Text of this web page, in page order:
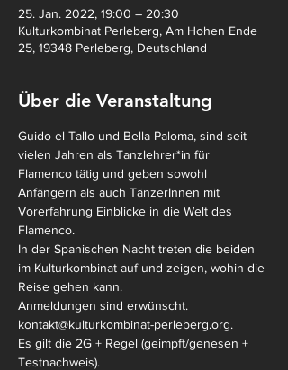
25. Jan. 2022, 19:00 – 20:30
Kulturkombinat Perleberg, Am Hohen Ende
25, 19348 Perleberg, Deutschland
Über die Veranstaltung
Guido el Tallo und Bella Paloma, sind seit
vielen Jahren als Tanzlehrer*in für
Flamenco tätig und geben sowohl
Anfängern als auch TänzerInnen mit
Vorerfahrung Einblicke in die Welt des
Flamenco.
In der Spanischen Nacht treten die beiden
im Kulturkombinat auf und zeigen, wohin die
Reise gehen kann.
Anmeldungen sind erwünscht.
kontakt@kulturkombinat-perleberg.org.
Es gilt die 2G + Regel (geimpft/genesen +
Testnachweis).